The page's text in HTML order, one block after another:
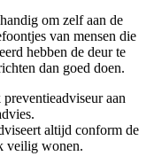
om zelf aan de
van mensen die
hebben de deur te
dan goed doen.
aan
altijd conform de
veilig wonen.